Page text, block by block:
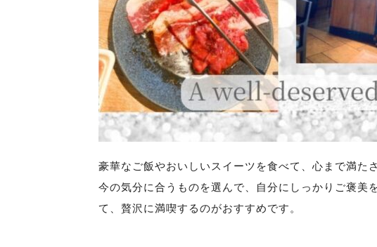
豪華なご飯やおいしいスイーツを食べて、心まで満た
今の気分に合うものを選んで、自分にしっかりご褒美
て、贅沢に満喫するのがおすすめです。